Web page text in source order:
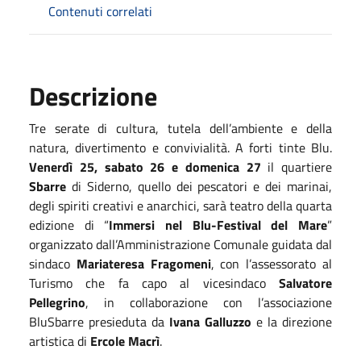
Contenuti correlati
Descrizione
Tre serate di cultura, tutela dell’ambiente e della
natura, divertimento e convivialità. A forti tinte Blu.
Venerdì 25, sabato 26 e domenica 27 il quartiere
Sbarre di Siderno, quello dei pescatori e dei marinai,
degli spiriti creativi e anarchici, sarà teatro della quarta
edizione di “Immersi nel Blu-Festival del Mare”
organizzato dall’Amministrazione Comunale guidata dal
sindaco Mariateresa Fragomeni, con l’assessorato al
Turismo che fa capo al vicesindaco Salvatore
Pellegrino, in collaborazione con l’associazione
BluSbarre presieduta da Ivana Galluzzo e la direzione
artistica di Ercole Macrì.